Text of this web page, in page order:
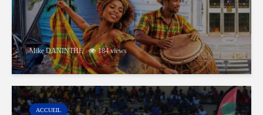
Mike DANINTHE 184 views
ACCUEIL